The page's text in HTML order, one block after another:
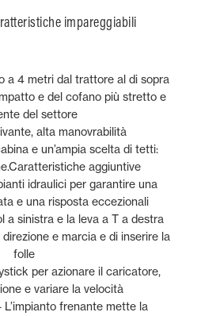
impareggiabili
a 4 metri dal trattore al di sopra
e del cofano più stretto e
del settore
alta manovrabilità
e un’ampia scelta di tetti:
aggiuntive
idraulici per garantire una
e una risposta eccezionali
a sinistra e la leva a T a destra
e marcia e di inserire la
folle
per azionare il caricatore,
e variare la velocità
frenante mette la